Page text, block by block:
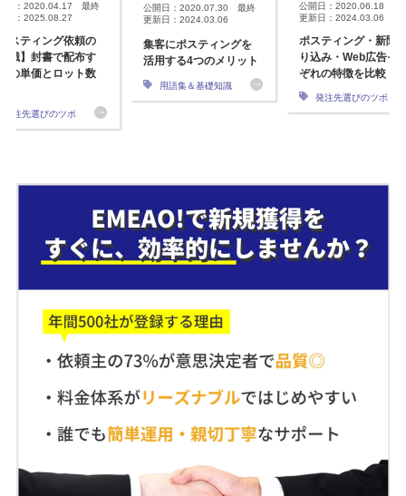
日：2020.04.17 最終
日：2025.08.27
スティング依頼の
識】封書で配布す
の単価とロット数
発注先選びのツボ
公開日：2020.07.30 最終
更新日：2024.03.06
集客にポスティングを
活用する4つのメリット
用語集＆基礎知識
公開日：2020.06.18 最
更新日：2024.03.06
ポスティング・新聞
り込み・Web広告そ
ぞれの特徴を比較
発注先選びのツボ